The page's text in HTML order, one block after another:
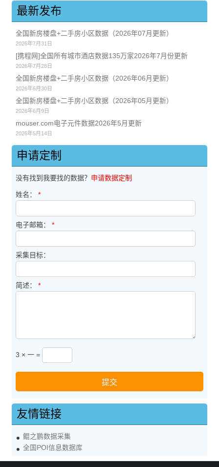
最新发布
全国新房楼盘+二手房小区数据（2026年07月更新）
2026年7月31日
[携程网]全国所有城市酒店数据135万家2026年7月份更新
2026年7月28日
全国新房楼盘+二手房小区数据（2026年06月更新）
2026年6月30日
全国新房楼盘+二手房小区数据（2026年05月更新）
2026年6月9日
mouser.com电子元件数据2026年5月更新
2026年5月14日
申请定制
没有找到我要找的数据？ 申请数据定制
姓名： *
电子邮箱： *
采集目标：
简述： *
3 × 一 =
友情链接
鲲之鹏数据采集
全国POI信息数据库